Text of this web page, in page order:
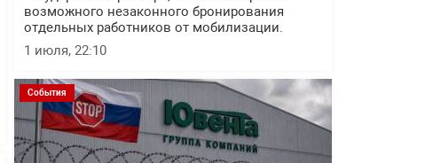
возможного незаконного бронирования
отдельных работников от мобилизации.
1 июля, 22:10
События